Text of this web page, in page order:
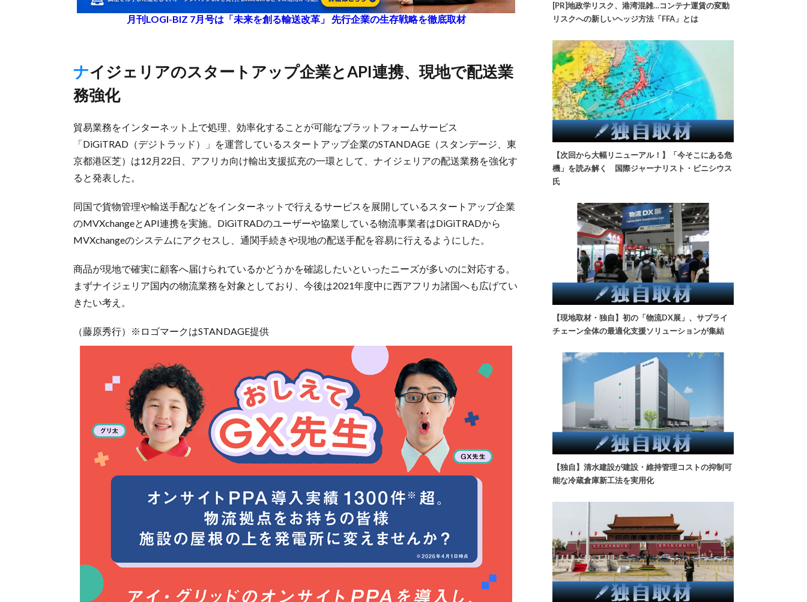
月刊LOGI-BIZ 7月号は「未来を創る輸送改革」 先行企業の生存戦略を徹底取材
ナイジェリアのスタートアップ企業とAPI連携、現地で配送業
務強化
貿易業務をインターネット上で処理、効率化することが可能なプラットフォームサービス
「DiGiTRAD（デジトラッド）」を運営しているスタートアップ企業のSTANDAGE（スタンデージ、東
京都港区芝）は12月22日、アフリカ向け輸出支援拡充の一環として、ナイジェリアの配送業務を強化す
ると発表した。
同国で貨物管理や輸送手配などをインターネットで行えるサービスを展開しているスタートアップ企業
のMVXchangeとAPI連携を実施。DiGiTRADのユーザーや協業している物流事業者はDiGiTRADから
MVXchangeのシステムにアクセスし、通関手続きや現地の配送手配を容易に行えるようにした。
商品が現地で確実に顧客へ届けられているかどうかを確認したいといったニーズが多いのに対応する。
まずナイジェリア国内の物流業務を対象としており、今後は2021年度中に西アフリカ諸国へも広げてい
きたい考え。
（藤原秀行）※ロゴマークはSTANDAGE提供
[PR]地政学リスク、港湾混雑…コンテナ運賃の変動
リスクへの新しいヘッジ方法「FFA」とは
【次回から大幅リニューアル！】「今そこにある危
機」を読み解く 国際ジャーナリスト・ビニシウス
氏
【現地取材・独自】初の「物流DX展」、サプライ
チェーン全体の最適化支援ソリューションが集結
【独自】清水建設が建設・維持管理コストの抑制可
能な冷蔵倉庫新工法を実用化